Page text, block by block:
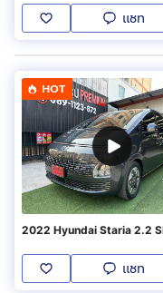
แชท
HOT
2022 Hyundai Staria 2.2
แชท